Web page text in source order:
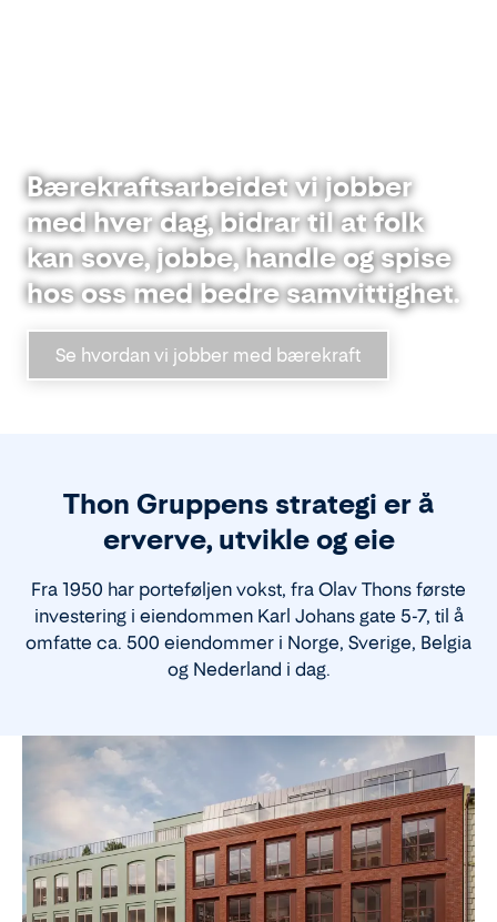
Bærekraftsarbeidet vi jobber
med hver dag, bidrar til at folk
kan sove, jobbe, handle og spise
hos oss med bedre samvittighet.
Se hvordan vi jobber med bærekraft
Thon Gruppens strategi er å
erverve, utvikle og eie
Fra 1950 har porteføljen vokst, fra Olav Thons første
investering i eiendommen Karl Johans gate 5-7, til å
omfatte ca. 500 eiendommer i Norge, Sverige, Belgia
og Nederland i dag.